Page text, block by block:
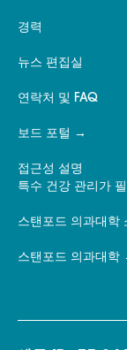
경력
뉴스 편집실
연락처 및 FAQ
보드 포털
접근성 설명
특수 건강 관리가
스탠포드 의과대학
스탠포드 의과대학